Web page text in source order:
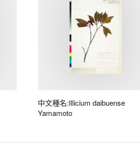
中文種名:Illicium daibuense
Yamamoto